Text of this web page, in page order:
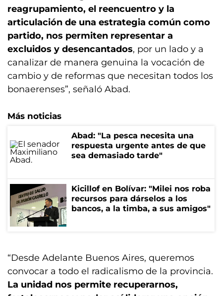
reagrupamiento, el reencuentro y la
articulación de una estrategia común como
partido, nos permiten representar a
excluidos y desencantados, por un lado y a
canalizar de manera genuina la vocación de
cambio y de reformas que necesitan todos los
bonaerenses”, señaló Abad.
Más noticias
Abad: "La pesca necesita una
respuesta urgente antes de que
sea demasiado tarde"
Kicillof en Bolívar: "Milei nos roba
recursos para dárselos a los
bancos, a la timba, a sus amigos"
“Desde Adelante Buenos Aires, queremos
convocar a todo el radicalismo de la provincia.
La unidad nos permite recuperarnos,